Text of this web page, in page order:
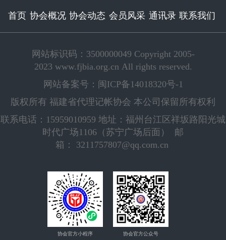
首页 协会概况 协会动态 会员风采 通讯录 联系我们
网站标识码：3500000049 Copyright 2005-
2023 www.fjbia.org.cn All rights reserved.
网站备案号：闽ICP备14018320号-1
版权所有 福建省代理记帐协会 本公司保留所有权利
联系电话：15959010959 地址：福州台江区祥坂路阳光城
时代广场1106（苏宁广场后面） 邮
箱： 3211757807@qq.com.cn
协会官方小程序 协会官方公众号